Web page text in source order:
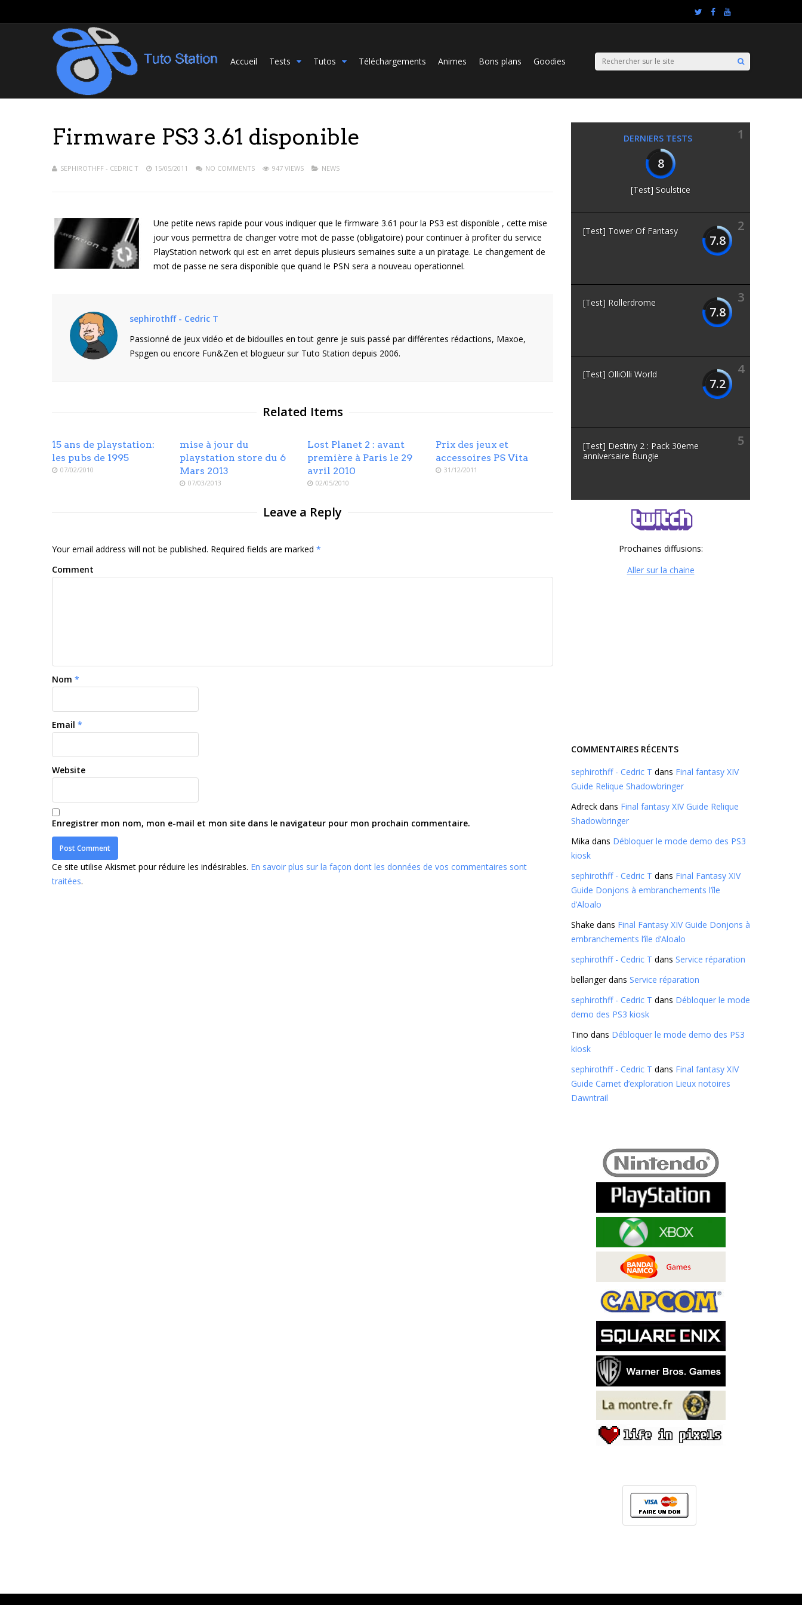
Accueil Tests Tutos Téléchargements Animes Bons plans Goodies
Firmware PS3 3.61 disponible
SEPHIROTHFF - CEDRIC T 15/05/2011 NO COMMENTS 947 VIEWS NEWS
Une petite news rapide pour vous indiquer que le firmware 3.61 pour la PS3 est disponible , cette mise
jour vous permettra de changer votre mot de passe (obligatoire) pour continuer à profiter du service
PlayStation network qui est en arret depuis plusieurs semaines suite a un piratage. Le changement de
mot de passe ne sera disponible que quand le PSN sera a nouveau operationnel.
sephirothff - Cedric T
Passionné de jeux vidéo et de bidouilles en tout genre je suis passé par différentes rédactions, Maxoe,
Pspgen ou encore Fun&Zen et blogueur sur Tuto Station depuis 2006.
Related Items
15 ans de playstation:
les pubs de 1995
07/02/2010
mise à jour du
playstation store du 6
Mars 2013
07/03/2013
Lost Planet 2 : avant
première à Paris le 29
avril 2010
02/05/2010
Prix des jeux et
accessoires PS Vita
31/12/2011
Leave a Reply
Your email address will not be published. Required fields are marked *
Comment
Nom *
Email *
Website
Enregistrer mon nom, mon e-mail et mon site dans le navigateur pour mon prochain commentaire.
Ce site utilise Akismet pour réduire les indésirables. En savoir plus sur la façon dont les données de vos commentaires sont
traitées.
DERNIERS TESTS
1
8
[Test] Soulstice
2
7.8
[Test] Tower Of Fantasy
3
7.8
[Test] Rollerdrome
4
7.2
[Test] OlliOlli World
5
[Test] Destiny 2 : Pack 30eme
anniversaire Bungie
Prochaines diffusions:
Aller sur la chaine
COMMENTAIRES RÉCENTS
sephirothff - Cedric T dans Final fantasy XIV
Guide Relique Shadowbringer
Adreck dans Final fantasy XIV Guide Relique
Shadowbringer
Mika dans Débloquer le mode demo des PS3
kiosk
sephirothff - Cedric T dans Final Fantasy XIV
Guide Donjons à embranchements l’île
d’Aloalo
Shake dans Final Fantasy XIV Guide Donjons à
embranchements l’île d’Aloalo
sephirothff - Cedric T dans Service réparation
bellangerdans Service réparation
sephirothff - Cedric T dans Débloquer le mode
demo des PS3 kiosk
Tino dans Débloquer le mode demo des PS3
kiosk
sephirothff - Cedric T dans Final fantasy XIV
Guide Carnet d’exploration Lieux notoires
Dawntrail